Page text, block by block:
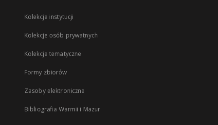
Kolekcje instytucji
Kolekcje osób prywatnych
Kolekcje tematyczne
Formy zbiorów
Zasoby elektroniczne
Bibliografia Warmii i Mazur